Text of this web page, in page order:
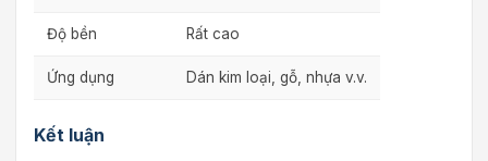
Độ bền Rất cao
Ứng dụng Dán kim loại, gỗ, nhựa v.v.
Kết luận